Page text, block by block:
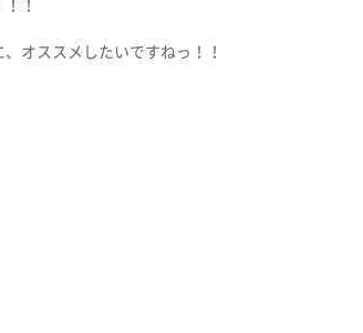
！
オススメしたいですねっ！！